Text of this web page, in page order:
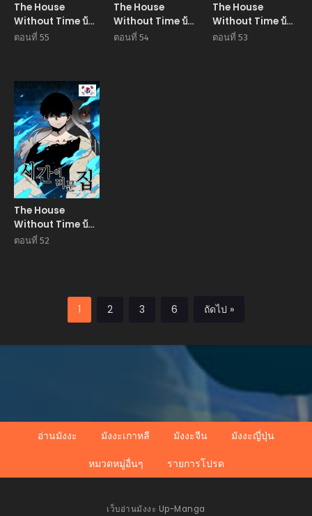
The House
Without Time บ้าน
ไร้อนันต์
ตอนที่ 55
The House
Without Time บ้าน
ไร้อนันต์
ตอนที่ 54
The House
Without Time บ้าน
ไร้อนันต์
ตอนที่ 53
Manhwa
The House
Without Time บ้าน
ไร้อนันต์
ตอนที่ 52
1 2 3 6 ถัดไป »
อ่านมังงะ มังงะเกาหลี มังงะจีน
มังงะญี่ปุ่น
หมวดหมู่อื่นๆ
รายการโปรด
เว็บอ่านมังงะ Up-Manga